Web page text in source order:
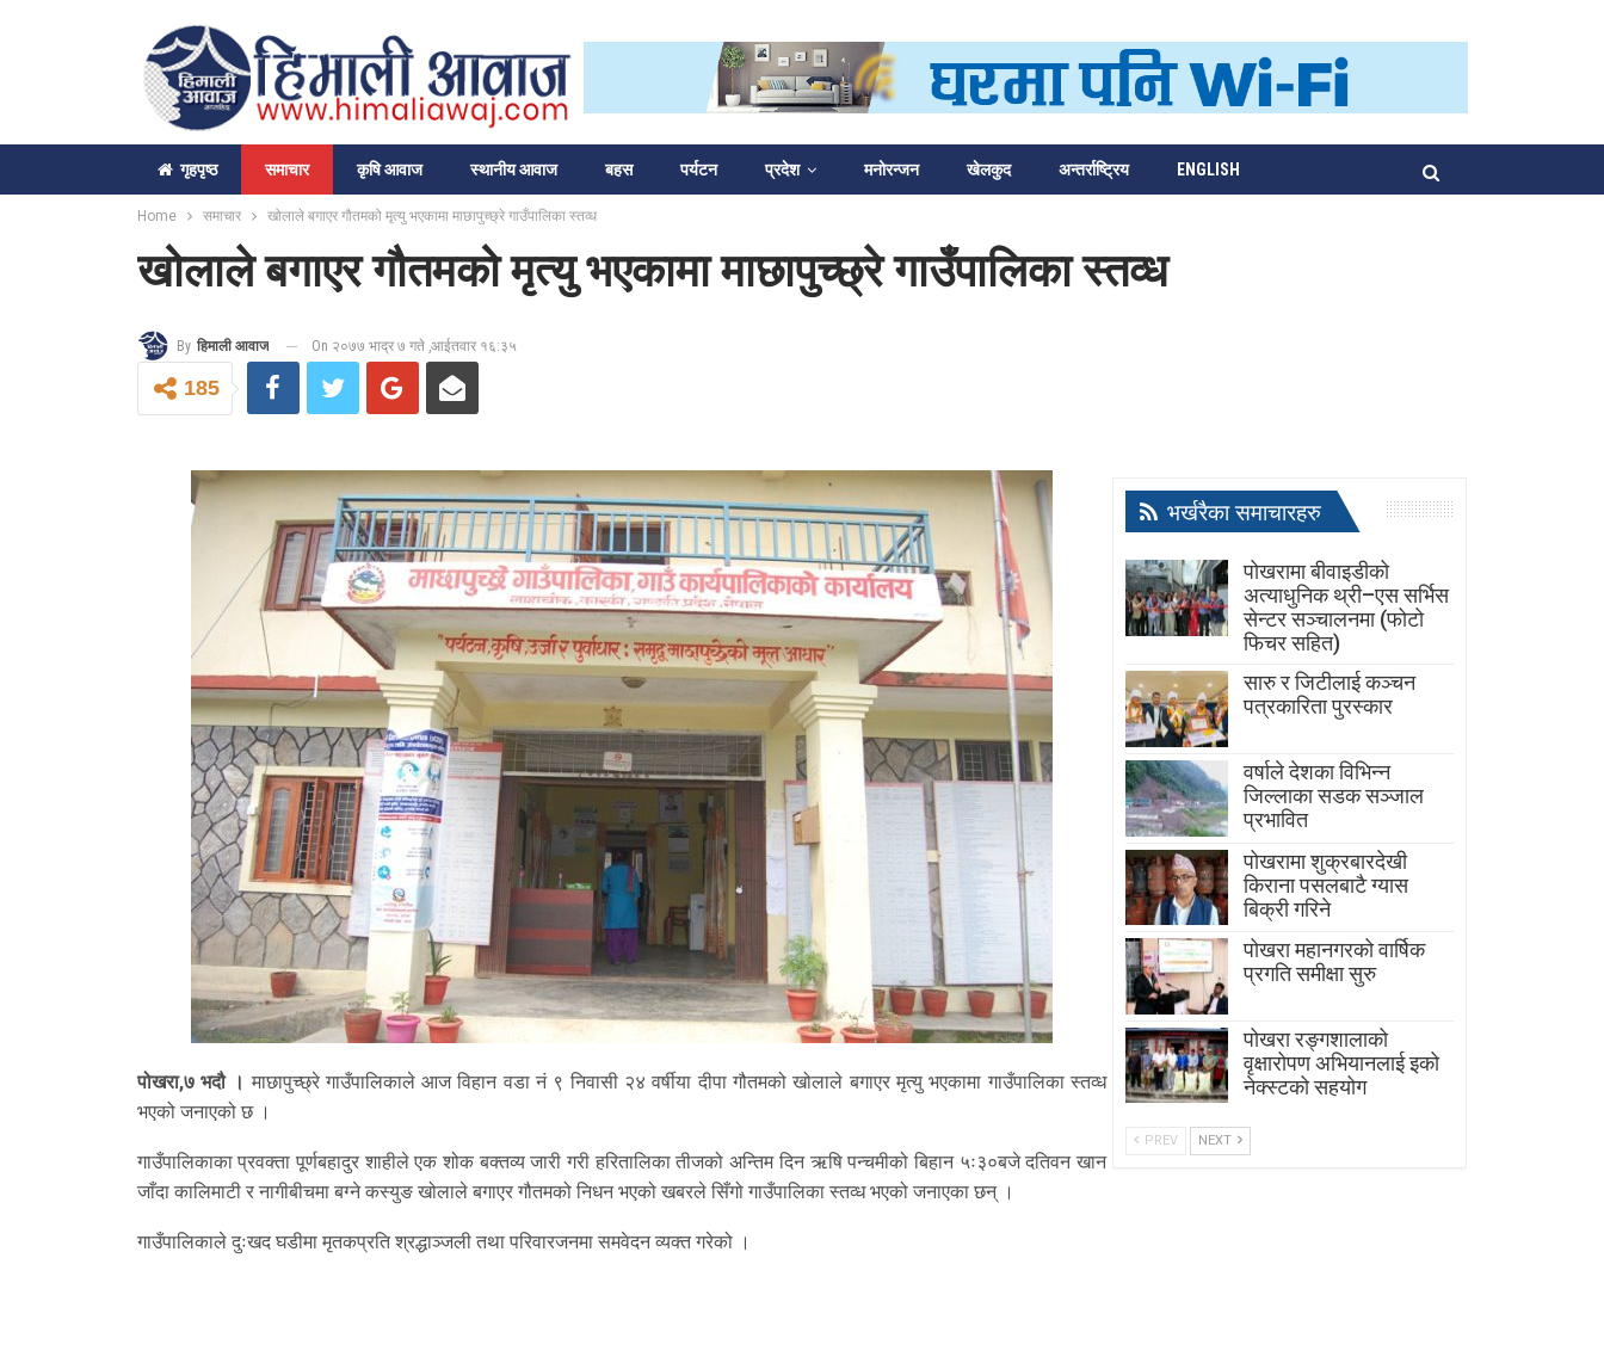
गृहपृष्‍ठ समाचार कृषि आवाज स्थानीय आवाज बहस पर्यटन प्रदेश मनोरन्जन खेलकुद अन्तर्राष्ट्रिय ENGLISH
Home समाचार खोलाले बगाएर गौतमको मृत्यु भएकामा माछापुच्छ्रे गाउँपालिका स्तव्ध
खोलाले बगाएर गौतमको मृत्यु भएकामा माछापुच्छ्रे गाउँपालिका स्तव्ध
By हिमाली आवाज On २०७७ भाद्र ७ गते ,आईतवार १६:३५
185
पोखरा,७ भदौ । माछापुच्छ्रे गाउँपालिकाले आज विहान वडा नं ९ निवासी २४ वर्षीया दीपा गौतमको खोलाले बगाएर मृत्यु भएकामा गाउँपालिका स्तव्ध
भएको जनाएको छ ।
गाउँपालिकाका प्रवक्ता पूर्णबहादुर शाहीले एक शोक बक्तव्य जारी गरी हरितालिका तीजको अन्तिम दिन ऋषि पन्चमीको बिहान ५ः३०बजे दतिवन खान
जाँदा कालिमाटी र नागीबीचमा बग्ने कस्युङ खोलाले बगाएर गौतमको निधन भएको खबरले सिँगो गाउँपालिका स्तव्ध भएको जनाएका छन् ।
गाउँपालिकाले दुःखद घडीमा मृतकप्रति श्रद्धाञ्जली तथा परिवारजनमा समवेदन व्यक्त गरेको ।
भर्खरैका समाचारहरु
पोखरामा बीवाइडीको
अत्याधुनिक थ्री–एस सर्भिस
सेन्टर सञ्चालनमा (फोटो
फिचर सहित)
सारु र जिटीलाई कञ्चन
पत्रकारिता पुरस्कार
वर्षाले देशका विभिन्न
जिल्लाका सडक सञ्जाल
प्रभावित
पोखरामा शुक्रबारदेखी
किराना पसलबाटै ग्यास
बिक्री गरिने
पोखरा महानगरको वार्षिक
प्रगति समीक्षा सुरु
पोखरा रङ्गशालाको
वृक्षारोपण अभियानलाई इको
नेक्स्टको सहयोग
PREV NEXT